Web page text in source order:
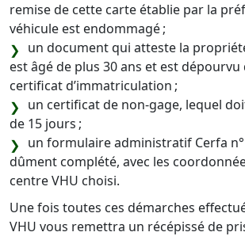
remise de cette carte établie par la
véhicule est endommagé ;
un document qui atteste la
est âgé de plus 30 ans et est
certificat d’immatriculation ;
un certificat de non-gage, lequel
de 15 jours ;
un formulaire administratif Cerfa n°
dûment complété, avec les
centre VHU choisi.
Une fois toutes ces démarches
VHU vous remettra un récépissé de